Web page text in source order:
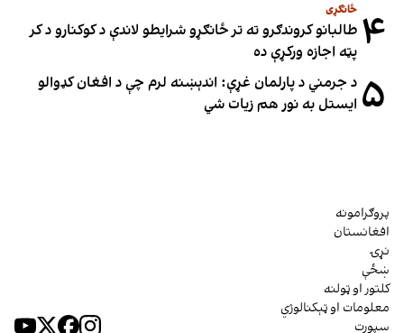
۴ ځانګړی
طالبانو کروندګرو ته تر ځانګړو شرایطو لاندې د کوکنارو د کر
پټه اجازه ورکړې ده
۵ د جرمني د پارلمان غړې: اندېښنه لرم چې د افغان کډوالو
ایستل به نور هم زیات شي
پروګرامونه
افغانستان
نړۍ
ښځې
کلتور او ټولنه
معلومات او ټېکنالوژي
سپورت